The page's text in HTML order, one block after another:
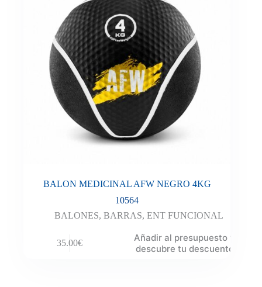
BALON MEDICINAL AFW NEGRO 4KG
10564
BALONES, BARRAS, ENT FUNCIONAL
35.00€
Añadir al presupuesto y
descubre tu descuento